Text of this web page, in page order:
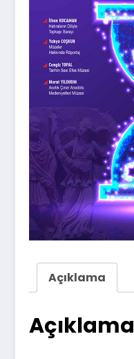
Açıklama
Açıklama